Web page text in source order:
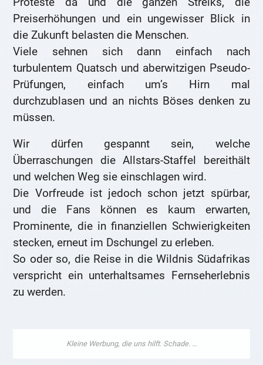
Preiserhöhungen und ein ungewisser Blick in
die Zukunft belasten die Menschen.
Viele sehnen sich dann einfach nach
turbulentem Quatsch und aberwitzigen Pseudo-
Prüfungen, einfach um’s Hirn mal
durchzublasen und an nichts Böses denken zu
müssen.
Wir dürfen gespannt sein, welche
Überraschungen die Allstars-Staffel bereithält
und welchen Weg sie einschlagen wird.
Die Vorfreude ist jedoch schon jetzt spürbar,
und die Fans können es kaum erwarten,
Prominente, die in finanziellen Schwierigkeiten
stecken, erneut im Dschungel zu erleben.
So oder so, die Reise in die Wildnis Südafrikas
verspricht ein unterhaltsames Fernseherlebnis
zu werden.